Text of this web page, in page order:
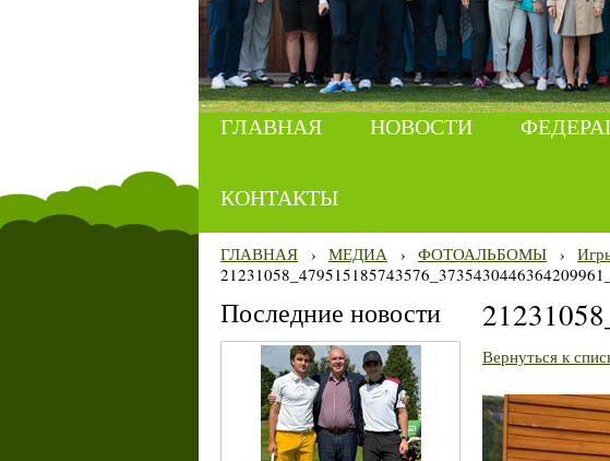
ГЛАВНАЯ НОВОСТИ
КОНТАКТЫ
ГЛАВНАЯ › МЕДИА › ФОТОАЛЬБОМЫ ›
Последние новости
Вернуться к